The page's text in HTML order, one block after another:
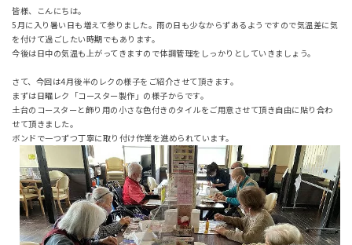
お問い合わせ
体験希望
皆様、こんにちは。
5月に入り暑い日も増えて参りました。雨の日も少なからずあるようですので気温差に気
を付けて過ごしたい時期でもあります。
今後は日中の気温も上がってきますので体調管理をしっかりとしていきましょう。
さて、今回は4月後半のレクの様子をご紹介させて頂きます。
まずは日曜レク「コースター製作」の様子からです。
土台のコースターと飾り用の小さな色付きのタイルをご用意させて頂き自由に貼り合わ
せて頂きました。
ボンドで一つずつ丁寧に取り付け作業を進められています。